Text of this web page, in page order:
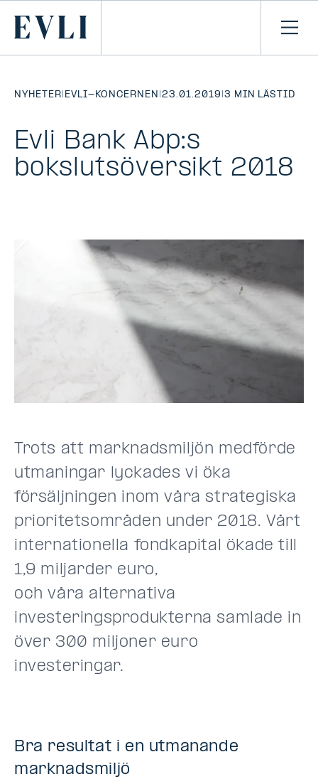
Primary
NYHETER| EVLI-KONCERNEN |23.01.2019 |3 MIN LÄSTID
Evli Bank Abp:s
bokslutsöversikt 2018
Trots att marknadsmiljön medförde
utmaningar lyckades vi öka
försäljningen inom våra strategiska
prioritetsområden under 2018. Vårt
internationella fondkapital ökade till
1,9 miljarder euro,
och våra alternativa
investeringsprodukterna samlade in
över 300 miljoner euro
investeringar.
Bra resultat i en utmanande
marknadsmiljö